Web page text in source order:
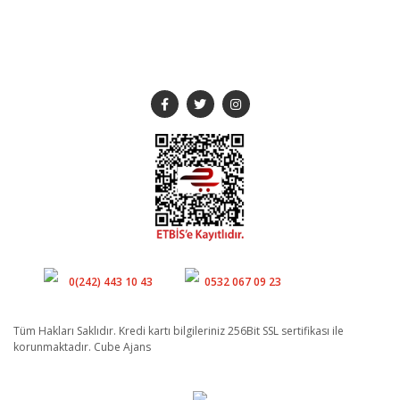
0(242) 443 10 43
0532 067 09 23
Tüm Hakları Saklıdır. Kredi kartı bilgileriniz 256Bit SSL sertifikası ile
korunmaktadır. Cube Ajans